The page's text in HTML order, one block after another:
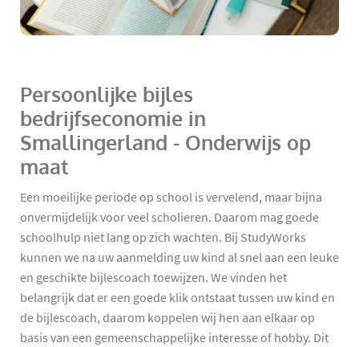
Persoonlijke bijles
bedrijfseconomie in
Smallingerland - Onderwijs op
maat
Een moeilijke periode op school is vervelend, maar bijna
onvermijdelijk voor veel scholieren. Daarom mag goede
schoolhulp niet lang op zich wachten. Bij StudyWorks
kunnen we na uw aanmelding uw kind al snel aan een leuke
en geschikte bijlescoach toewijzen. We vinden het
belangrijk dat er een goede klik ontstaat tussen uw kind en
de bijlescoach, daarom koppelen wij hen aan elkaar op
basis van een gemeenschappelijke interesse of hobby. Dit